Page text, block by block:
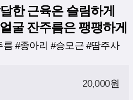
한 근육은 슬림하게
굴 잔주름은 팽팽하게
름 #종아리 #승모근 #땀주사
20,000원